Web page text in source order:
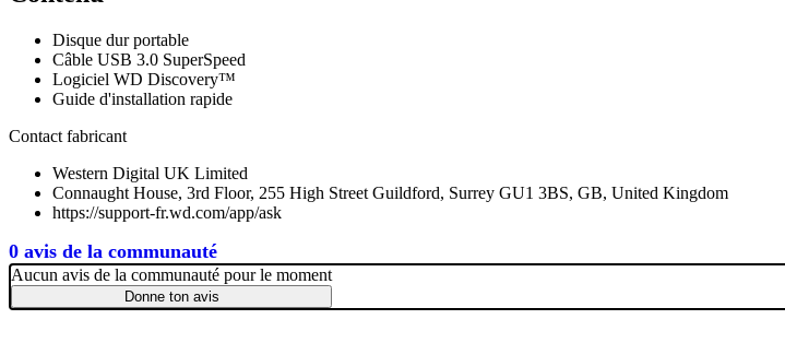
0 avis de la communauté
Disque dur portable
Câble USB 3.0 SuperSpeed
Logiciel WD Discovery™
Guide d'installation rapide
Contact fabricant
Western Digital UK Limited
Connaught House, 3rd Floor, 255 High Street Guildford, Surrey GU1 3BS, GB, United Kingdom
https://support-fr.wd.com/app/ask
Aucun avis de la communauté pour le moment
Donne ton avis